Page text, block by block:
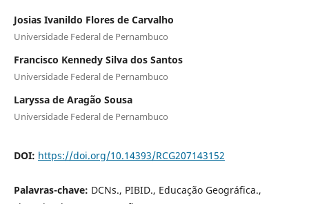
Josias Ivanildo Flores de Carvalho
Universidade Federal de Pernambuco
Francisco Kennedy Silva dos Santos
Universidade Federal de Pernambuco
Laryssa de Aragão Sousa
Universidade Federal de Pernambuco
DOI: https://doi.org/10.14393/RCG207143152
Palavras-chave: DCNs., PIBID., Educação Geográfica.,